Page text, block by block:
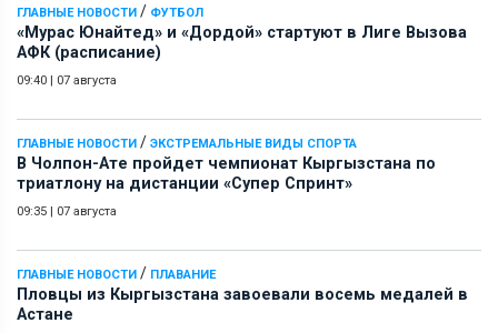
ГЛАВНЫЕ НОВОСТИ / ФУТБОЛ
«Мурас Юнайтед» и «Дордой» стартуют в Лиге Вызова
АФК (расписание)
09:40 | 07 августа
ГЛАВНЫЕ НОВОСТИ / ЭКСТРЕМАЛЬНЫЕ ВИДЫ СПОРТА
В Чолпон-Ате пройдет чемпионат Кыргызстана по
триатлону на дистанции «Супер Спринт»
09:35 | 07 августа
ГЛАВНЫЕ НОВОСТИ / ПЛАВАНИЕ
Пловцы из Кыргызстана завоевали восемь медалей в
Астане